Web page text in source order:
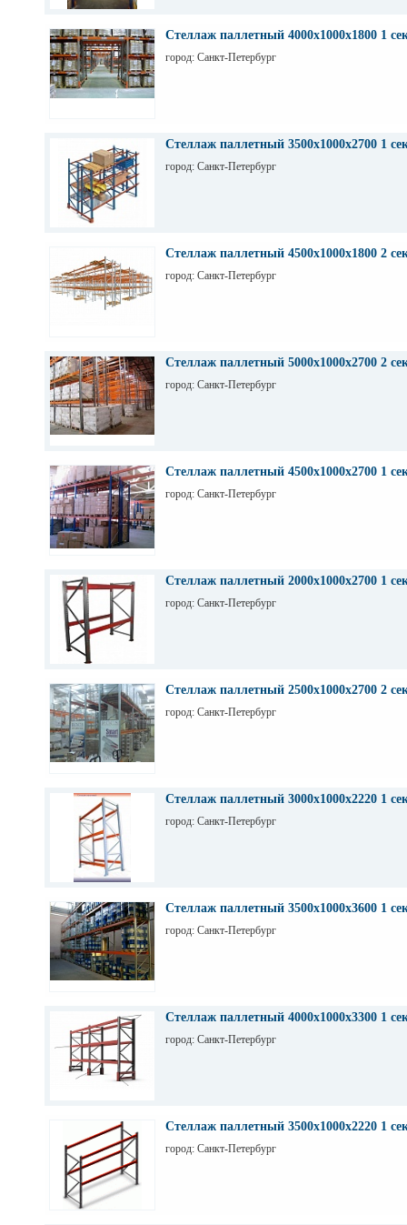
Стеллаж паллетный 4000х1000х1800 1
город: Санкт-Петербург
Стеллаж паллетный 3500х1000х2700 1
город: Санкт-Петербург
Стеллаж паллетный 4500х1000х1800 2
город: Санкт-Петербург
Стеллаж паллетный 5000х1000х2700 2
город: Санкт-Петербург
Стеллаж паллетный 4500х1000х2700 1
город: Санкт-Петербург
Стеллаж паллетный 2000х1000х2700 1
город: Санкт-Петербург
Стеллаж паллетный 2500х1000х2700 2
город: Санкт-Петербург
Стеллаж паллетный 3000х1000х2220 1
город: Санкт-Петербург
Стеллаж паллетный 3500х1000х3600 1
город: Санкт-Петербург
Стеллаж паллетный 4000х1000х3300 1
город: Санкт-Петербург
Стеллаж паллетный 3500х1000х2220 1
город: Санкт-Петербург